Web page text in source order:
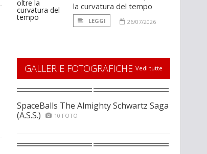
la curvatura del tempo
LEGGI 26/07/2026
GALLERIE FOTOGRAFICHE Vedi tutte
SpaceBalls The Almighty Schwartz Saga
(A.S.S.)
10 FOTO